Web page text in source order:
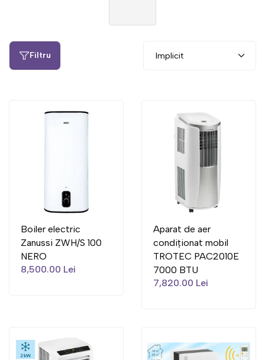
Filtru
Boiler electric
Zanussi ZWH/S 100
NERO
8,500.00 Lei
Aparat de aer
condiționat mobil
TROTEC PAC2010E
7000 BTU
7,820.00 Lei